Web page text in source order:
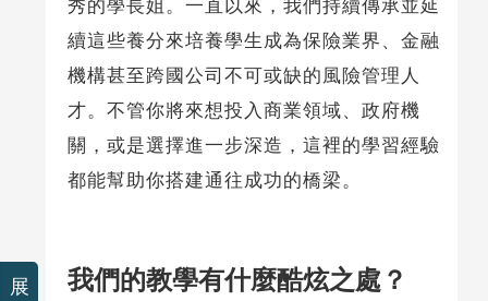
秀的學長姐。一直以來，我們持續傳承並延
續這些養分來培養學生成為保險業界、金融
機構甚至跨國公司不可或缺的風險管理人
才。不管你將來想投入商業領域、政府機
關，或是選擇進一步深造，這裡的學習經驗
都能幫助你搭建通往成功的橋梁。
我們的教學有什麼酷炫之處？
展